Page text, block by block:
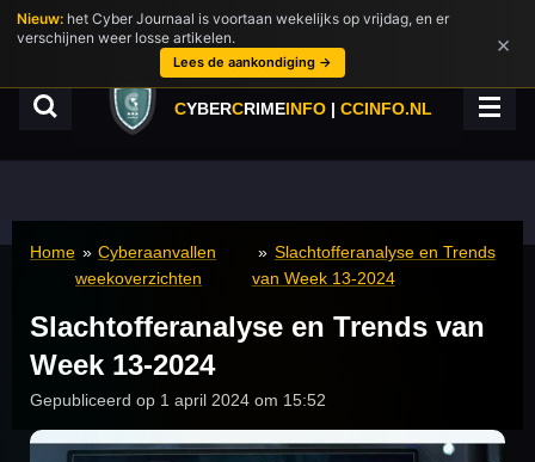
Ga
direct
hoofdinhoud
CYBERCRIMEINFO | CCINFO.NL
Home » Cyberaanvallen
weekoverzichten
» Slachtofferanalyse en Trends
van Week 13-2024
Slachtofferanalyse en Trends van
Week 13-2024
Gepubliceerd op 1 april 2024 om 15:52
Nieuw: het Cyber Journaal is voortaan wekelijks op vrijdag, en er
verschijnen weer losse artikelen.
Lees de aankondiging →
×